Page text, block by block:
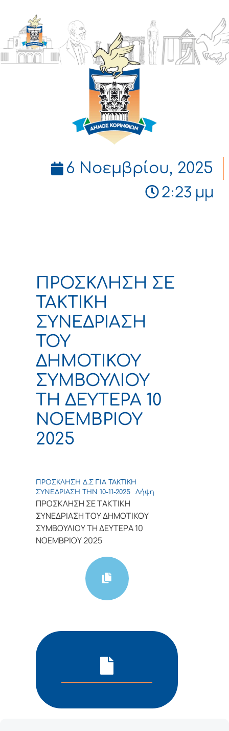
ΔΗΜΟΣ
ΚΟΡΙΝΘΙΩΝ
6 Νοεμβρίου, 2025
2:23 μμ
ΠΡΟΣΚΛΗΣΗ ΣΕ
TAKTΙΚΗ
ΣΥΝΕΔΡΙΑΣΗ
ΤΟΥ
ΔΗΜΟΤΙΚΟΥ
ΣΥΜΒΟΥΛΙΟΥ
ΤΗ ΔΕΥΤΕΡΑ 10
ΝΟΕΜΒΡΙΟΥ
2025
ΠΡΟΣΚΛΗΣΗ Δ.Σ ΓΙΑ ΤΑΚΤΙΚΗ
ΣΥΝΕΔΡΙΑΣΗ ΤΗΝ 10-11-2025
Λήψη
ΠΡΟΣΚΛΗΣΗ ΣΕ TAKTΙΚΗ
ΣΥΝΕΔΡΙΑΣΗ ΤΟΥ ΔΗΜΟΤΙΚΟΥ
ΣΥΜΒΟΥΛΙΟΥ ΤΗ ΔΕΥΤΕΡΑ 10
ΝΟΕΜΒΡΙΟΥ 2025